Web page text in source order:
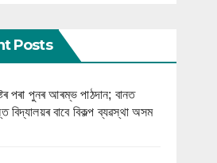
Posts
পৰা পুনৰ আৰম্ভ পাঠদান; বানত
বিদ্যালয়ৰ বাবে বিকল্প ব্যৱস্থা অসম